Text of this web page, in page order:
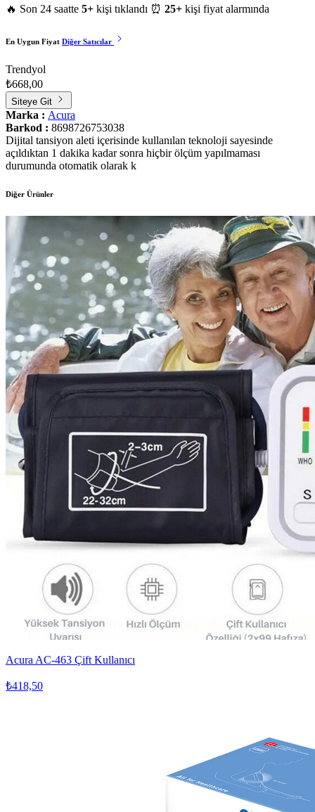
🔥 Son 24 saatte 5+ kişi tıklandı ⏰ 25+ kişi fiyat alarmında
En Uygun Fiyat Diğer Satıcılar
Trendyol
₺668,00
Siteye Git
Marka : Acura
Barkod : 8698726753038
Dijital tansiyon aleti içerisinde kullanılan teknoloji sayesinde
açıldıktan 1 dakika kadar sonra hiçbir ölçüm yapılmaması
durumunda otomatik olarak k
Diğer Ürünler
Acura AC-463 Çift Kullanıcı
₺418,50